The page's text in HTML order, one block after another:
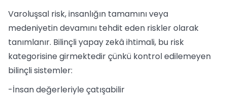
Varoluşsal risk, insanlığın tamamını veya
medeniyetin devamını tehdit eden riskler olarak
tanımlanır. Bilinçli yapay zekâ ihtimali, bu risk
kategorisine girmektedir çünkü kontrol edilemeyen
bilinçli sistemler:
-İnsan değerleriyle çatışabilir